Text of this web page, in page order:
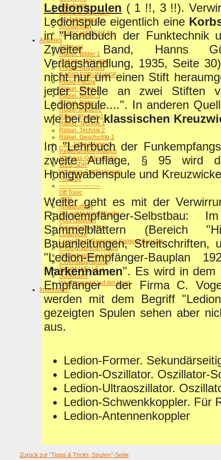
Geschichte
TIPPS & TRICKS >
Kristalldetekoren
Kristallhörer
VERSCHIEDENES >
Anderes
Altamont
Rätsel. Bilder 1
Flatrates, Streams
Presse-Anfragen
RADIO-FORUM WGF
Radio-Puzzle
Rätsel. Bilder 2
Rätsel. Bilder 3
Rätsel. Bilder 4
Rätsel 90 Jahre
Rätsel. Person 1
Rätsel. Technik 1
Rätsel. Technik 2
Rätsel. Geschichte 1
.. 25 Jahre Wumpus
Rettet-unsere-Radios
Voxhaus-Gedenktafel
WEB-SDR
Wumpus-Publikationen
Youtube
---------------------
Off Topic
ACR
Amateurfunk
Die echte Havelquelle
Foto-Galerien
Fotogalerie privat
Luftbrücke
Lomo/Pearl/Somikron Kamera Bausatz
Photographica-Forum
Photographica-Liste
Cinematographica
RAUM-WELLE >
Schleusen
Wochenende auf der Insel
Impressum
Ledionspulen ( 1 !!, 3 !!).
Ledionspule eigentlich eine
in "Handbuch der Funktechnik
Zweiter Band, Hanns
Verlagshandlung, 1935, Seite
nicht nur um einen Stift
jeder Stelle an zwei Stiften
Ledionspule....". In anderen
wie bei derklassischen
Im "Lehrbuch der
zweite Auflage, § 95 wird
Honigwabenspule und
Weiter geht es mit der
Radioempfänger-
Sammelblättern (Bereich
Bauanleitungen,
"Ledion-Empfänger-Bauplan
Markennamen". Es wird in dem
Empfänger der Firma C.
werden mit dem Begriff
gezeigten Spulen sehen aber
aus.
Ledion-Former.
Ledion-Oszillator. Oszillator-
Ledion-Ultraoszillator.
Ledion-Schwenkkoppler. Für
Ledion-Antennenkoppler
Zurück zur "Tipps & Tricks, Spulen"-Seite